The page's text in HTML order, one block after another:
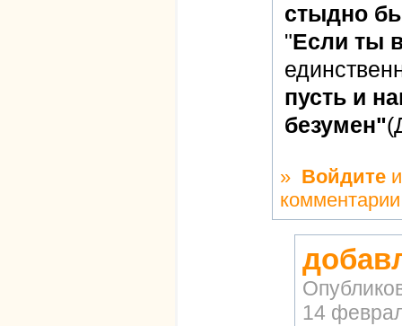
стыдно
"Если ты
пусть и
безумен"
» Войдите
комментарии
14